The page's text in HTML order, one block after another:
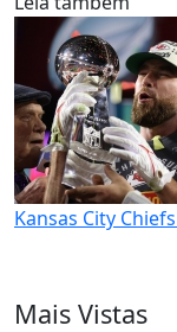
Kansas City
Mais Vistas